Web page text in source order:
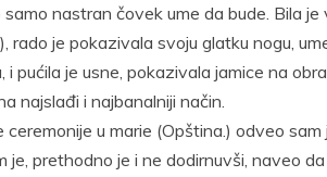
nastran čovek ume da bude. Bila
rado je pokazivala svoju glatku nogu,
i pućila je usne, pokazivala jamice na
najslađi i najbanalniji način.
ceremonije u marie (Opština.) odveo
je, prethodno je i ne dodirnuvši, naveo